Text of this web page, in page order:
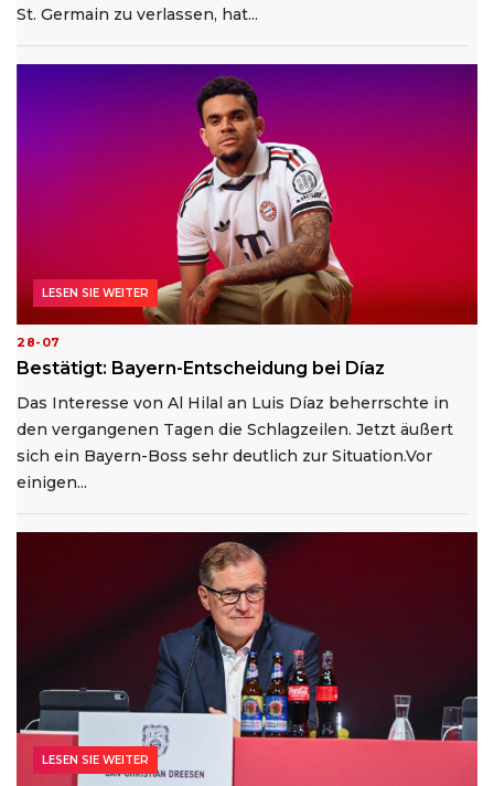
St. Germain zu verlassen, hat...
28-07
Bestätigt: Bayern-Entscheidung bei Díaz
Das Interesse von Al Hilal an Luis Díaz beherrschte in
den vergangenen Tagen die Schlagzeilen. Jetzt äußert
sich ein Bayern-Boss sehr deutlich zur Situation.Vor
einigen...
LESEN SIE WEITER
LESEN SIE WEITER